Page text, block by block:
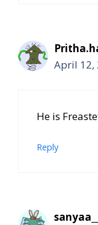
April 12,
He is
Reply